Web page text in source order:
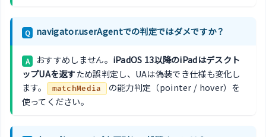
Q navigator.userAgentでの判定ではダメですか？
A おすすめしません。 iPadOS 13以降のiPadはデスクト
ップUAを返すため誤判定し、UAは偽装でき仕様も変化し
ます。
matchMedia
の能力判定（pointer / hover）を
使ってください。